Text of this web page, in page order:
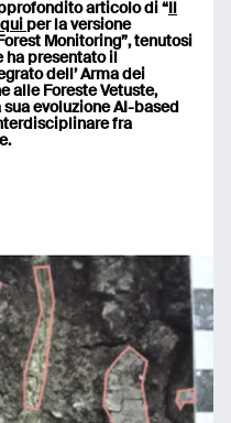
articolo di “
qui per la versione
Monitoring”, tenutosi
presentato il
dell’ Arma dei
alle Foreste Vetuste,
evoluzione AI-based
fra